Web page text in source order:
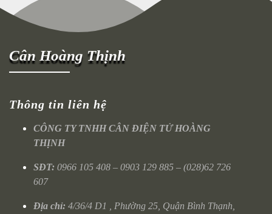
Cân Hoàng Thịnh
Thông tin liên hệ
CÔNG TY TNHH CÂN ĐIỆN TỬ HOÀNG
THỊNH
SĐT: 0966 105 408 – 0903 129 885 – (028)62 726
607
Địa chỉ: 4/36/4 D1 , Phường 25, Quận Bình Thạnh,